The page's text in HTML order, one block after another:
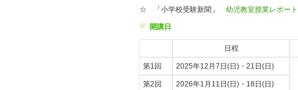
☆ 「小学校受験新聞」 幼児教室授業レポート
開講日
日程
第1回 2025年12月7日(日)・21日(日)
第2回 2026年1月11日(日)・18日(日)